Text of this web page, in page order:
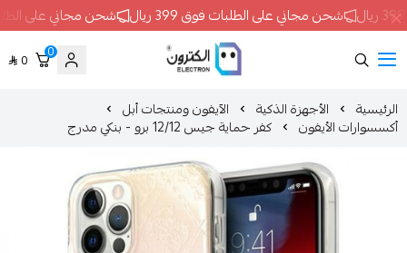
على الطلبات فوق 399 ريال شحن مجاني على الطلبات فوق 399 ريال
الأجهزة الذكية الآيفون ومنتجات أبل
كفر حماية جيس 12/12 برو - بنكي مدرج